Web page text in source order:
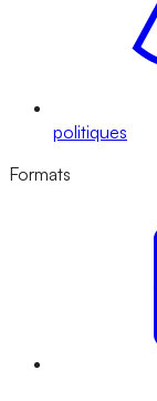
politiques
Formats